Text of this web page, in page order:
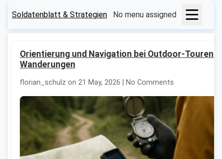
Soldatenblatt & Strategien No menu assigned
Orientierung und Navigation bei Outdoor-Touren
Wanderungen
florian_schulz on 21 May, 2026 | No Comments